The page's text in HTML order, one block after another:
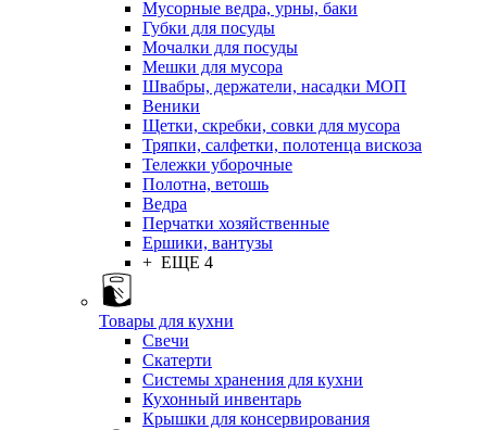
Мусорные ведра, урны, баки
Губки для посуды
Мочалки для посуды
Мешки для мусора
Швабры, держатели, насадки МОП
Веники
Щетки, скребки, совки для мусора
Тряпки, салфетки, полотенца вискоза
Тележки уборочные
Полотна, ветошь
Ведра
Перчатки хозяйственные
Ершики, вантузы
+ ЕЩЕ 4
Товары для кухни
Свечи
Скатерти
Системы хранения для кухни
Кухонный инвентарь
Крышки для консервирования